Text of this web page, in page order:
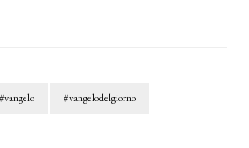
#vangelo #vangelodelgiorno